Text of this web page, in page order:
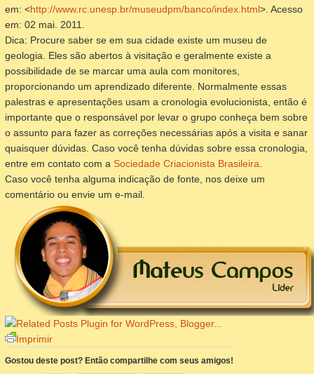
em: <http://www.rc.unesp.br/museudpm/banco/index.html>. Acesso
em: 02 mai. 2011.
Dica: Procure saber se em sua cidade existe um museu de
geologia. Eles são abertos à visitação e geralmente existe a
possibilidade de se marcar uma aula com monitores,
proporcionando um aprendizado diferente. Normalmente essas
palestras e apresentações usam a cronologia evolucionista, então é
importante que o responsável por levar o grupo conheça bem sobre
o assunto para fazer as correções necessárias após a visita e sanar
quaisquer dúvidas. Caso você tenha dúvidas sobre essa cronologia,
entre em contato com a Sociedade Criacionista Brasileira
Caso você tenha alguma indicação de fonte, nos deixe um
comentário ou envie um e-mail.
Imprimir
Gostou deste post? Então compartilhe com seus amigos!